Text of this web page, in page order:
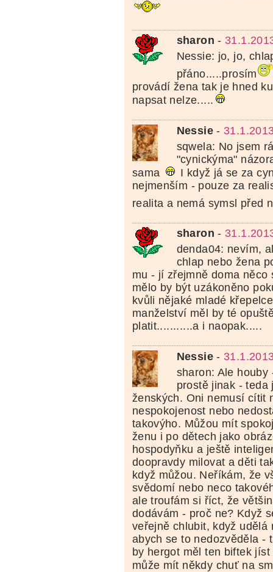
sharon -
Nessie: jo, jo,
přáno.....prosím
provádí žena tak je hned
napsat nelze.....
Nessie-
sqwela: No jsem
"cynickýma"
sama
I když já se za
nejmenším - pouze za
realita a nemá symsl před
sharon -
denda04: nevím,
chlap nebo žena
mu - jí zřejmně doma něco
mělo by být uzákoněno
kvůli nějaké mladé
manželství měl by té
platit...........a i naopak.....
Nessie-
sharon: Ale
prostě jinak - teda
ženských. Oni nemusí cítit
nespokojenost nebo
takovýho. Můžou mít
ženu i po dětech jako
hospodyňku a ještě
doopravdy milovat a děti
když můžou. Neříkám, že
svědomí nebo neco
ale troufám si říct, že
dodávám - proč ne? Když
veřejně chlubit, když udělá
abych se to nedozvěděla -
by hergot měl ten biftek
může mít někdy chuť na